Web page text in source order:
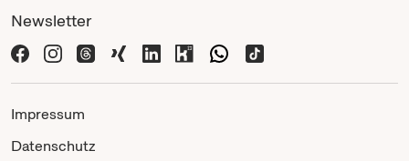
Newsletter
Impressum
Datenschutz